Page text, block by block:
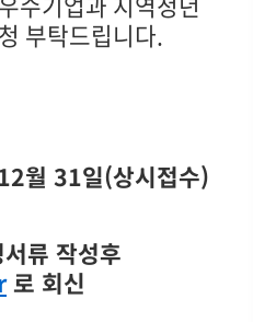
부탁드립니다.
월 31일(상시접수)
류 작성후
로 회신